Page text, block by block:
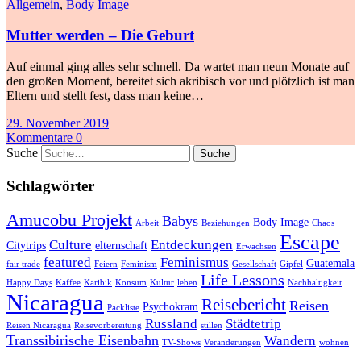
Allgemein, Body Image
Mutter werden – Die Geburt
Auf einmal ging alles sehr schnell. Da wartet man neun Monate auf
den großen Moment, bereitet sich akribisch vor und plötzlich ist man
Eltern und stellt fest, dass man keine…
29. November 2019
Kommentare 0
Suche
Schlagwörter
Amucobu Projekt Arbeit Babys Beziehungen Body Image Chaos
Citytrips Culture elternschaft Entdeckungen Erwachsen Escape
fair trade featured Feiern Feminism Feminismus Gesellschaft Gipfel Guatemala
Happy Days Kaffee Karibik Konsum Kultur leben Life Lessons Nachhaltigkeit
Nicaragua Packliste Psychokram Reisebericht Reisen
Reisen Nicaragua Reisevorbereitung Russland stillen Städtetrip
Transsibirische Eisenbahn TV-Shows Veränderungen Wandern wohnen